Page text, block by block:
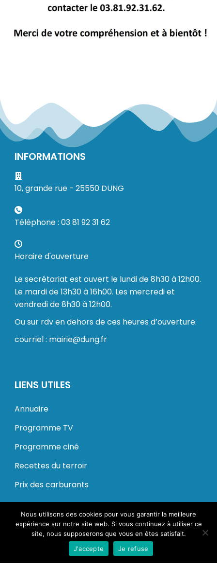
INFORMATIONS
10, grande rue - 25550 DUNG
Téléphone : 03 81 92 31 62
Horaire d'ouverture
Le secrétariat est ouvert le lundi de 8h30 à 12h00.
Le mardi de 13h30 à 16h00. Les mercredi et
vendredi de 8h30 à 12h00.
Ou sur rdv en dehors de ces heures d’ouverture.
courriel : mairie@dung.fr
LIENS UTILES
Annuaire
Programme TV
Programme ciné
Recettes du terroir
Prix des carburants
© 2020 – 2024 Dung. Tous droits réservés.
Mentions légales
CGU
Conception Kameo
Nous utilisons des cookies pour vous garantir la meilleure
expérience sur notre site web. Si vous continuez à utiliser ce
site, nous supposerons que vous en êtes satisfait.
J'accepte
Je refuse